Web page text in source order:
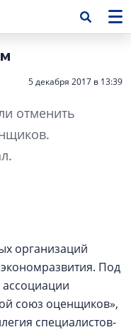
5 декабря 2017 в 13:39
отменить
организаций
Под
союз оценщиков»,
специалистов-